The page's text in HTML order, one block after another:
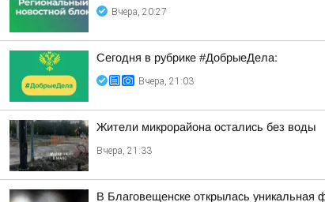
Вчера, 20:27
Сегодня в рубрике #ДобрыеДела:
Вчера, 21:03
Жители микрорайона остались без воды
Вчера, 21:33
В Благовещенске открылась уникальная